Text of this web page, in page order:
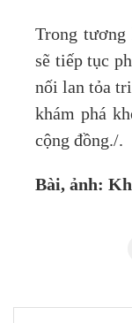
Trong
sẽ tiếp tục
nối lan tỏa
khám phá
cộng đồng./.
Bài, ảnh: